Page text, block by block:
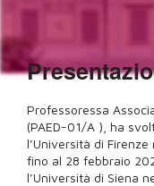
Professoressa
(PAED-01/A ), ha
l’Università di
fino al 28 febbraio
l’Università di Siena